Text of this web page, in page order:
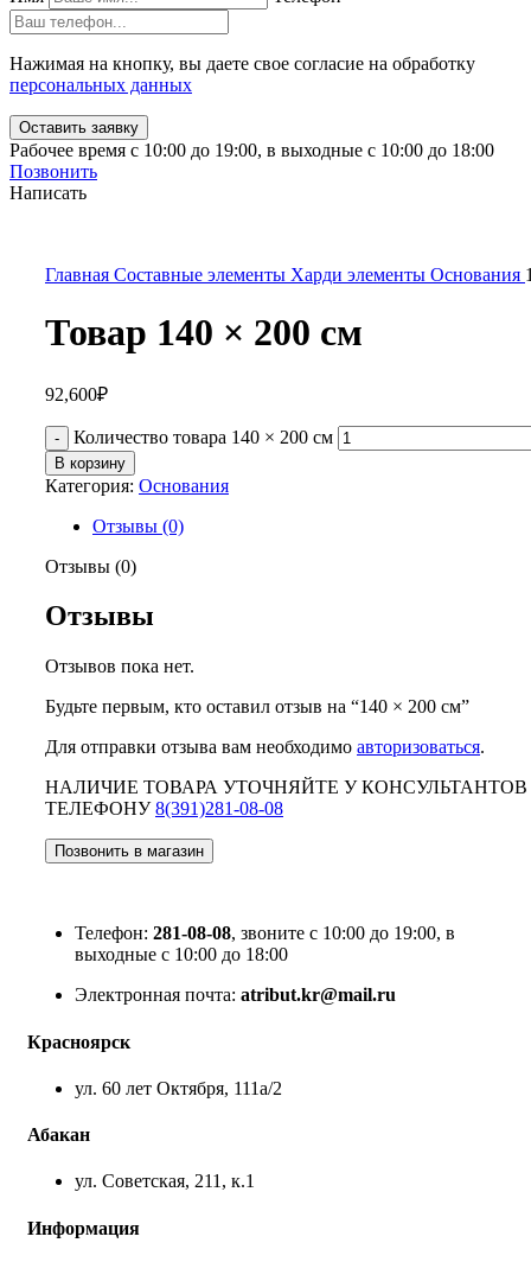
Нажимая на кнопку, вы даете свое согласие на обработку
персональных данных
Рабочее время с 10:00 до 19:00, в выходные с 10:00 до 18:00
Позвонить
Написать
Главная Составные элементы Харди элементы Основания
Товар 140 × 200 см
92,600₽
Количество товара 140 × 200 см
В корзину
Категория: Основания
Отзывы (0)
Отзывы (0)
Отзывы
Отзывов пока нет.
Будьте первым, кто оставил отзыв на “140 × 200 см”
Для отправки отзыва вам необходимо авторизоваться.
НАЛИЧИЕ ТОВАРА УТОЧНЯЙТЕ У
ТЕЛЕФОНУ8(391)281-08-08
Позвонить в магазин
Телефон: 281-08-08, звоните с 10:00 до 19:00, в
выходные с 10:00 до 18:00
Электронная почта: atribut.kr@mail.ru
Красноярск
ул. 60 лет Октября, 111а/2
Абакан
ул. Советская, 211, к.1
Информация